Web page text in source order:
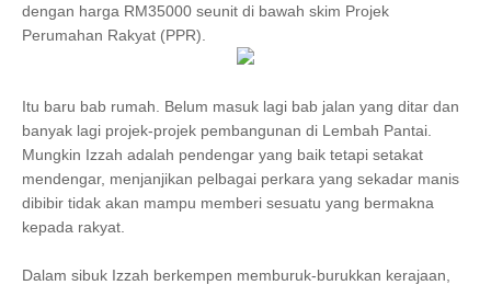
dengan harga RM35000 seunit di bawah skim Projek
Perumahan Rakyat (PPR).
Itu baru bab rumah. Belum masuk lagi bab jalan yang ditar dan
banyak lagi projek-projek pembangunan di Lembah Pantai.
Mungkin Izzah adalah pendengar yang baik tetapi setakat
mendengar, menjanjikan pelbagai perkara yang sekadar manis
dibibir tidak akan mampu memberi sesuatu yang bermakna
kepada rakyat.
Dalam sibuk Izzah berkempen memburuk-burukkan kerajaan,